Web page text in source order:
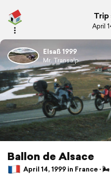
April
Elsaß 1999
Mr. Transalp
Ballon de Alsace
April 14, 1999 in France ⋅ 🌬